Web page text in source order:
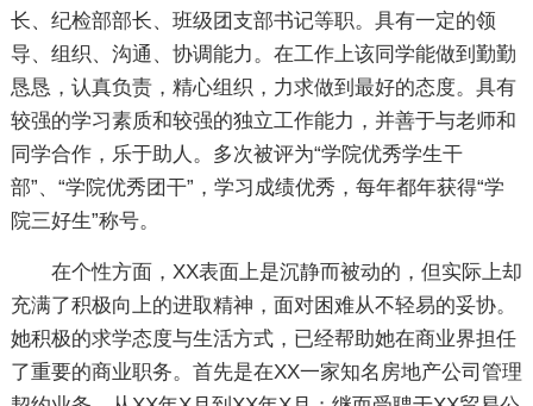
长、纪检部部长、班级团支部书记等职。具有一定的领
导、组织、沟通、协调能力。在工作上该同学能做到勤勤
恳恳，认真负责，精心组织，力求做到最好的态度。具有
较强的学习素质和较强的独立工作能力，并善于与老师和
同学合作，乐于助人。多次被评为“学院优秀学生干
部”、“学院优秀团干”，学习成绩优秀，每年都年获得“学
院三好生”称号。
在个性方面，XX表面上是沉静而被动的，但实际上却
充满了积极向上的进取精神，面对困难从不轻易的妥协。
她积极的求学态度与生活方式，已经帮助她在商业界担任
了重要的商业职务。首先是在XX一家知名房地产公司管理